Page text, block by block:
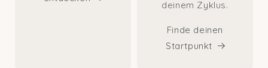
deinem Zyklus.
Finde deinen
Startpunkt